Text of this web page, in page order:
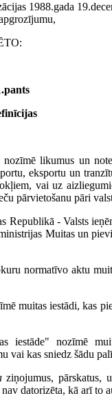
1988.gada
likumus un
eksportu un
vai uz
pārvietošanu pāri
Republikā - Valsts
Muitas un
normatīvo aktu
muitas iestādi, kas
iestāde" nozīmē
vai kas sniedz šādu
ziņojumus, pārskatus,
datorizēta, kā arī to